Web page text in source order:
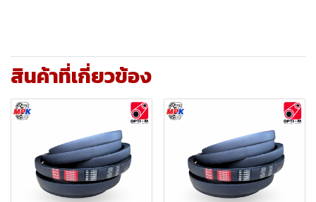
สินค้าที่เกี่ยวข้อง